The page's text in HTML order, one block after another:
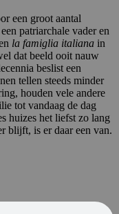
een groot aantal
patriarchale vader en
la famiglia italiana in
dat beeld ooit nauw
beslist een
tellen steeds minder
houden vele andere
tot vandaag de dag
huizes het liefst zo lang
blijft, is er daar een van.